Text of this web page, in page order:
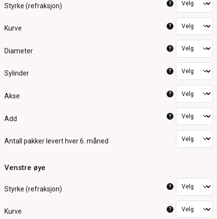
Styrke (refraksjon) ?
Kurve ?
Diameter ?
Sylinder ?
Akse ?
Add ?
Antall pakker levert hver 6. måned
Venstre øye
Styrke (refraksjon) ?
Kurve ?